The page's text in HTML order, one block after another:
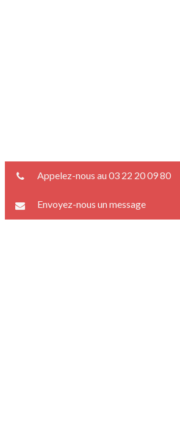
Appelez-nous au 03 22 20 09 80
Envoyez-nous un message